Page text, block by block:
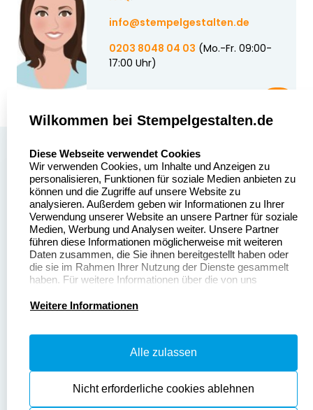
info@stempelgestalten.de
0203 8048 04 03 (Mo.-Fr. 09:00-
17:00 Uhr)
Stempelgestalten.de
Asterlager Straße 97
47228 Duisburg
Deutschland
Über uns
Sitemap
Alle
Stempelinformationen
Dateivorgaben
Fragen & Antworten
Datenschutzerklärung
Widerrufsrecht
Zahlung & Versand
Widerruf & Rückgabe
Wilkommen bei Stempelgestalten.de
Diese Webseite verwendet Cookies
Wir verwenden Cookies, um Inhalte und Anzeigen zu
personalisieren, Funktionen für soziale Medien anbieten zu
können und die Zugriffe auf unsere Website zu
analysieren. Außerdem geben wir Informationen zu Ihrer
Verwendung unserer Website an unsere Partner für soziale
Medien, Werbung und Analysen weiter. Unsere Partner
führen diese Informationen möglicherweise mit weiteren
Daten zusammen, die Sie ihnen bereitgestellt haben oder
die sie im Rahmen Ihrer Nutzung der Dienste gesammelt
haben. Für weitere Informationen über die von uns
Datenschutzerklärung.
Weitere Informationen
Alle zulassen
Nicht erforderliche cookies ablehnen